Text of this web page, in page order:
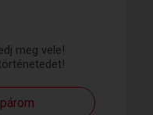
meg vele!